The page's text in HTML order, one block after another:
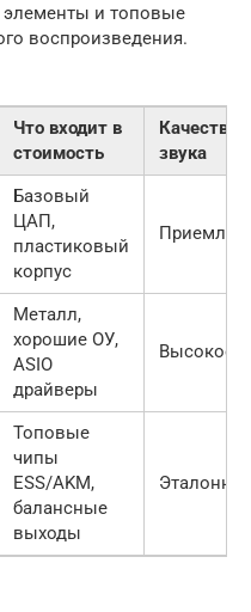
элементы и топовые
воспроизведения.
Что входит в
стоимость
Качество
звука
Базовый
ЦАП,
пластиковый
корпус
Металл,
хорошие ОУ,
ASIO
драйверы
Высокое
Топовые
чипы
ESS/AKM,
балансные
выходы
Эталонное